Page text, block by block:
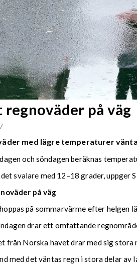
på väg
med lägre temperaturer
och söndagen beräknas
svalare med 12–18 grader, uppger
på väg
på sommarvärme efter helgen
drar ett omfattande
från Norska havet drar med sig stora
med det väntas regn i stora delar